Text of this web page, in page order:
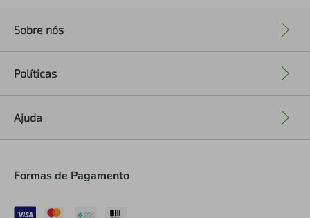
Sobre nós
Políticas
Ajuda
Formas de Pagamento